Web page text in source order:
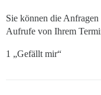
Sie können die
Aufrufe von Ihrem
1 „Gefällt mir“